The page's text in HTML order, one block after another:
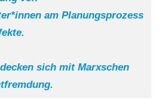
am Planungsprozess
sich mit Marxschen